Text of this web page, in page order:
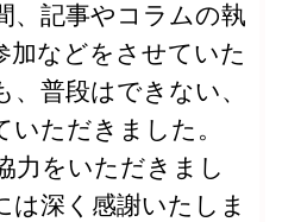
、記事やコラムの執
加などをさせていた
普段はできない、
ただきました。
力をいただきまし
は深く感謝いたしま